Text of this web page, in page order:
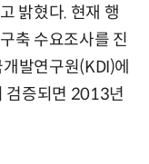
밝혔다. 현재 행
축 수요조사를 진
발연구원(KDI)에
검증되면 2013년